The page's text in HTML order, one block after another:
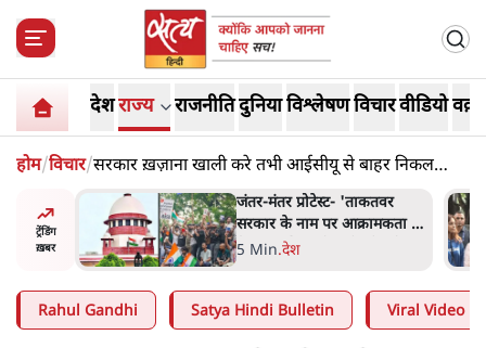
देशराज्य राजनीतिदुनियाविश्लेषणविचारवीडियो
होम/विचार/सरकार ख़ज़ाना खाली करे तभी आईसीयू से बाहर निकल
पाएगी अर्थव्यवस्था
ट्रेंडिंग
ख़बर
न
सुने':
जंतर मंतर प्रोटेस्ट: 'युवाओं को
प्रताड़ित किया जा रहा है, पर मोदी-
शाह में बोलने की हिम्मत नहीं'-
7 Min.देश
Rahul Gandhi Satya Hindi Bulletin Viral Video